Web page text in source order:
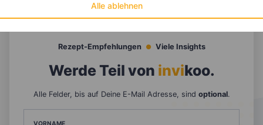
Alle ablehnen
Gutschein für unseren Shop
Rezept-Empfehlungen Viele Insights
Werde Teil von invikoo.
Alle Felder, bis auf Deine E-Mail Adresse, sind optional.
VORNAME